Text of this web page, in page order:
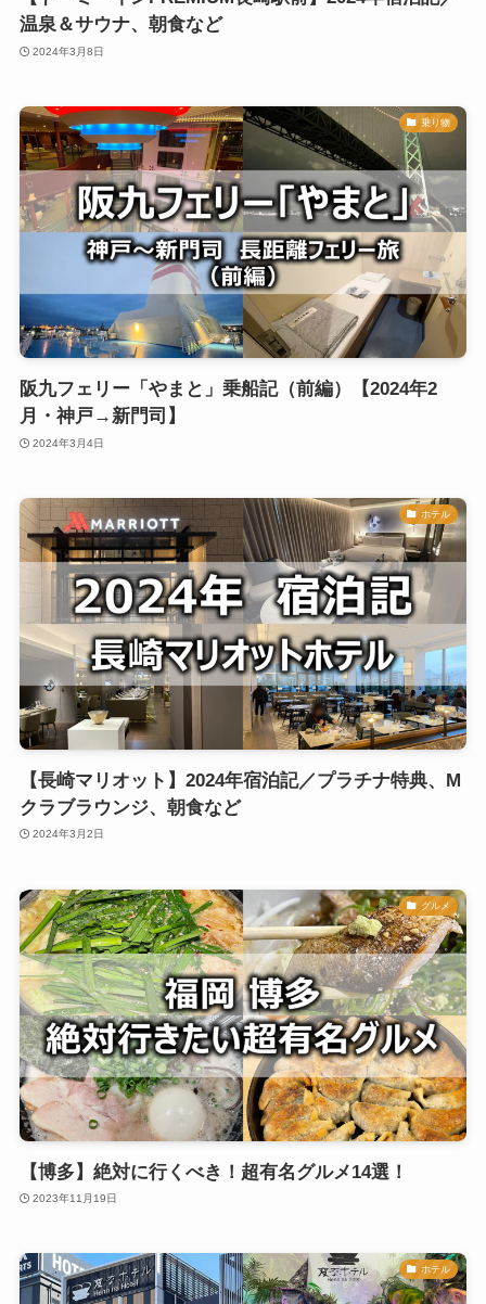
温泉＆サウナ、朝食など
2024年3月8日
乗り物
阪九フェリー「やまと」乗船記（前編）【2024年2
月・神戸→新門司】
2024年3月4日
ホテル
【長崎マリオット】2024年宿泊記／プラチナ特典、M
クラブラウンジ、朝食など
2024年3月2日
グルメ
【博多】絶対に行くべき！超有名グルメ14選！
2023年11月19日
ホテル